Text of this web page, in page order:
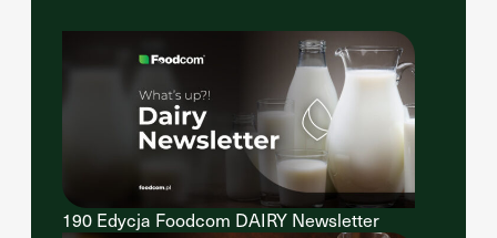
190 Edycja Foodcom DAIRY Newsletter